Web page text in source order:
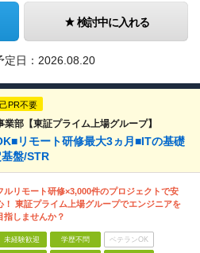
検討中に入れる
日： 2026.08.20
PR不要
部【東証プライム上場グループ】
リモート研修最大3ヵ月■ITの基礎
盤/STR
ルリモート研修×3,000件のプロジェクトで安
！ 東証プライム上場グループでエンジニアを
指しませんか？
未経験歓迎 学歴不問 ベテランOK